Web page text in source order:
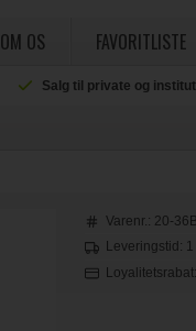
OM OS FAVORITLISTE
Salg til private og
Varenr.: 20-
Leveringstid:
Loyalitetsrabat: